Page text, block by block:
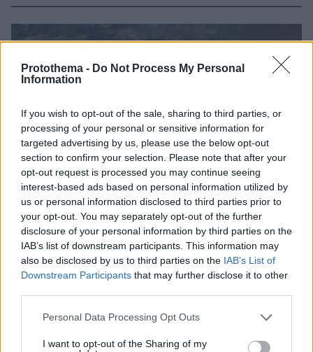
Protothema - Do Not Process My Personal
Information
If you wish to opt-out of the sale, sharing to third parties, or
processing of your personal or sensitive information for
targeted advertising by us, please use the below opt-out
section to confirm your selection. Please note that after your
opt-out request is processed you may continue seeing
interest-based ads based on personal information utilized by
us or personal information disclosed to third parties prior to
your opt-out. You may separately opt-out of the further
disclosure of your personal information by third parties on the
IAB’s list of downstream participants. This information may
also be disclosed by us to third parties on the IAB’s List of
Downstream Participants that may further disclose it to other
Please note that this website/app uses one or more Google
not limited to your visit or usage behaviour. You may click to
Personal Data Processing Opt Outs
I want to opt-out of the Sharing of my
Βελτιώθηκε η εικόνα της φωτιάς στον Κουβαρά: